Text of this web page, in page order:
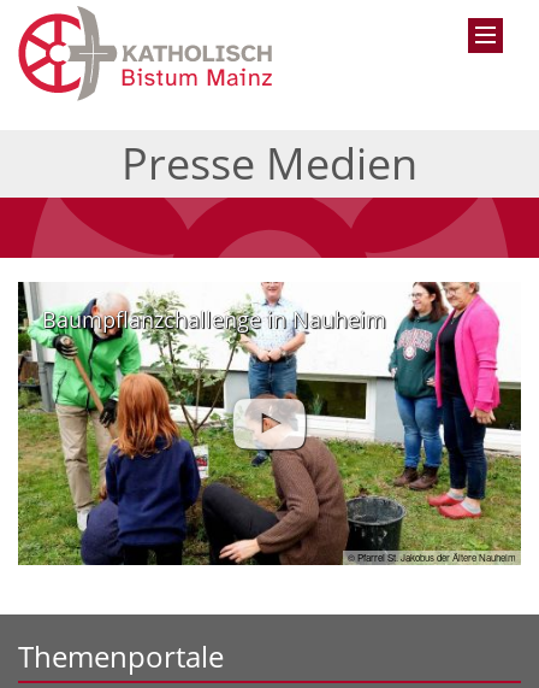
Presse Medien
© Pfarrei St. Jakobus der Ältere Nauheim
Baumpflanzchallenge in Nauheim
Themenportale